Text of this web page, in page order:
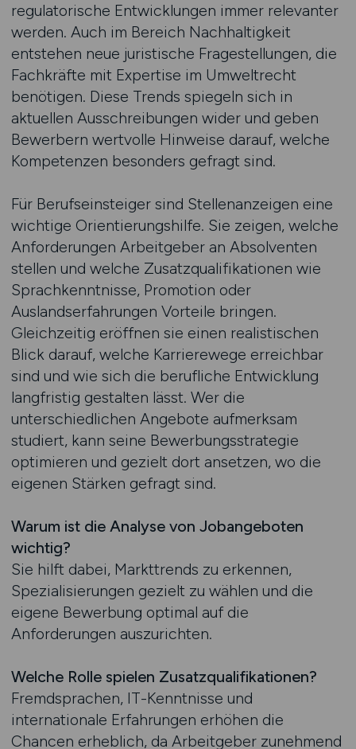
regulatorische Entwicklungen immer relevanter
werden. Auch im Bereich Nachhaltigkeit
entstehen neue juristische Fragestellungen, die
Fachkräfte mit Expertise im Umweltrecht
benötigen. Diese Trends spiegeln sich in
aktuellen Ausschreibungen wider und geben
Bewerbern wertvolle Hinweise darauf, welche
Kompetenzen besonders gefragt sind.
Für Berufseinsteiger sind Stellenanzeigen eine
wichtige Orientierungshilfe. Sie zeigen, welche
Anforderungen Arbeitgeber an Absolventen
stellen und welche Zusatzqualifikationen wie
Sprachkenntnisse, Promotion oder
Auslandserfahrungen Vorteile bringen.
Gleichzeitig eröffnen sie einen realistischen
Blick darauf, welche Karrierewege erreichbar
sind und wie sich die berufliche Entwicklung
langfristig gestalten lässt. Wer die
unterschiedlichen Angebote aufmerksam
studiert, kann seine Bewerbungsstrategie
optimieren und gezielt dort ansetzen, wo die
eigenen Stärken gefragt sind.
Warum ist die Analyse von Jobangeboten
wichtig?
Sie hilft dabei, Markttrends zu erkennen,
Spezialisierungen gezielt zu wählen und die
eigene Bewerbung optimal auf die
Anforderungen auszurichten.
Welche Rolle spielen Zusatzqualifikationen?
Fremdsprachen, IT-Kenntnisse und
internationale Erfahrungen erhöhen die
Chancen erheblich, da Arbeitgeber zunehmend